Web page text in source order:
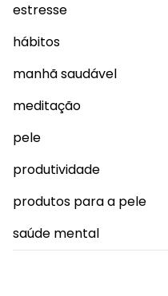
estresse
hábitos
manhã saudável
meditação
pele
produtividade
produtos para a pele
saúde mental